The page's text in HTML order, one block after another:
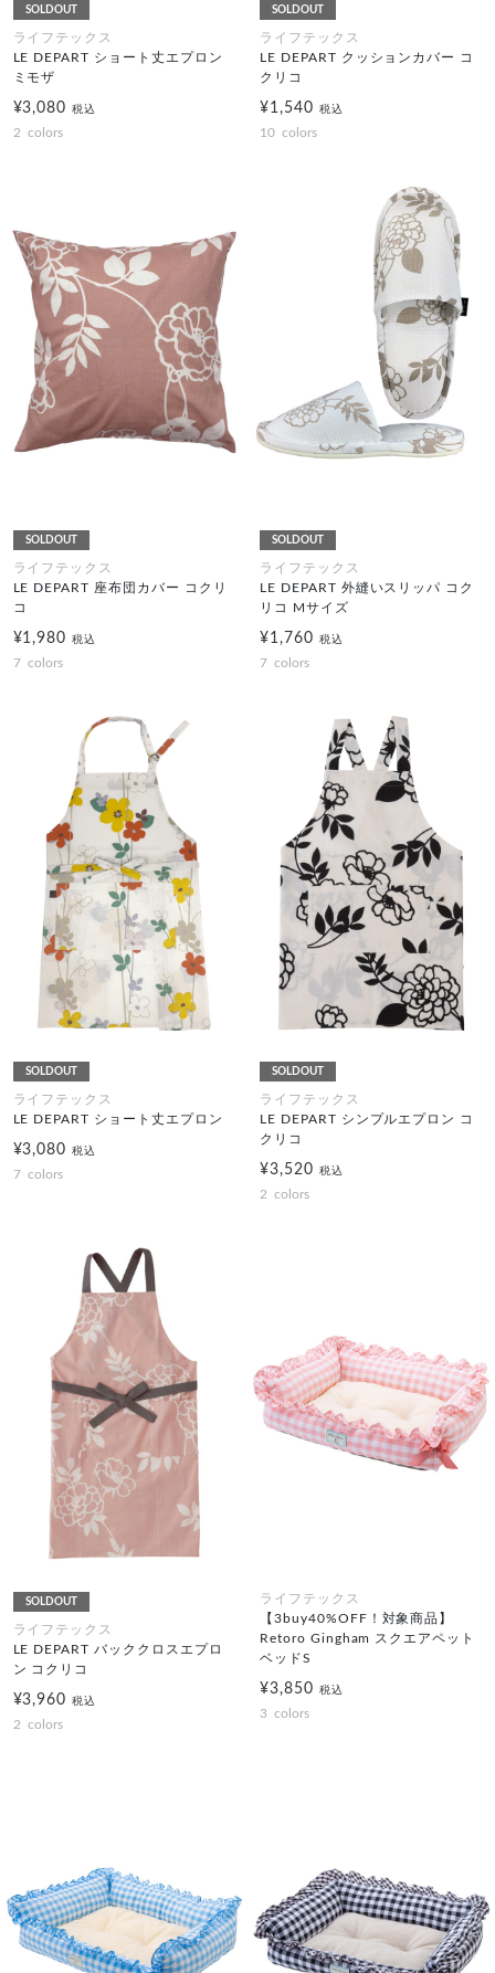
SOLDOUT
ライフテックス
LE DEPART ショート丈エプロン
ミモザ
¥3,080税込
2 colors
SOLDOUT
ライフテックス
LE DEPART クッションカバー コ
クリコ
¥1,540 税込
10 colors
SOLDOUT
ライフテックス
LE DEPART 座布団カバー コクリ
コ
¥1,980税込
7 colors
SOLDOUT
ライフテックス
LE DEPART 外縫いスリッパ コク
リコ Mサイズ
¥1,760 税込
7 colors
SOLDOUT
ライフテックス
LE DEPART ショート丈エプロン
¥3,080税込
7 colors
SOLDOUT
ライフテックス
LE DEPART シンプルエプロン コ
クリコ
¥3,520 税込
2 colors
SOLDOUT
ライフテックス
LE DEPART バッククロスエプロ
ン コクリコ
¥3,960税込
2 colors
ライフテックス
【3buy40%OFF！対象商品】
Retoro Gingham スクエアペット
ベッドS
¥3,850 税込
3 colors